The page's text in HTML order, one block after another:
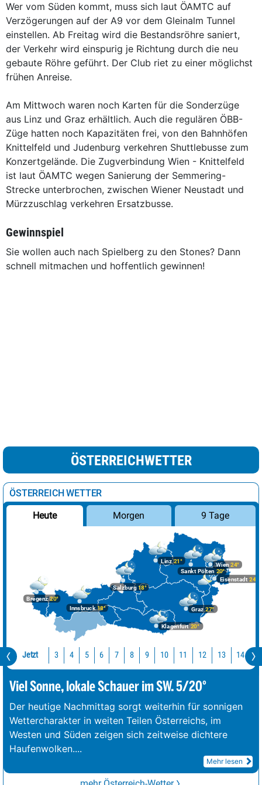
Wer vom Süden kommt, muss sich laut ÖAMTC auf
Verzögerungen auf der A9 vor dem Gleinalm Tunnel
einstellen. Ab Freitag wird die Bestandsröhre saniert,
der Verkehr wird einspurig je Richtung durch die neu
gebaute Röhre geführt. Der Club riet zu einer möglichst
frühen Anreise.
Am Mittwoch waren noch Karten für die Sonderzüge
aus Linz und Graz erhältlich. Auch die regulären ÖBB-
Züge hatten noch Kapazitäten frei, von den Bahnhöfen
Knittelfeld und Judenburg verkehren Shuttlebusse zum
Konzertgelände. Die Zugverbindung Wien - Knittelfeld
ist laut ÖAMTC wegen Sanierung der Semmering-
Strecke unterbrochen, zwischen Wiener Neustadt und
Mürzzuschlag verkehren Ersatzbusse.
Gewinnspiel
Sie wollen auch nach Spielberg zu den Stones? Dann
schnell mitmachen und hoffentlich gewinnen!
ÖSTERREICHWETTER
ÖSTERREICH WETTER
Heute Morgen 9 Tage
Bregenz20°
Graz27°
Innsbruck18°
Klagenfurt 20°
Linz21°
Salzburg18°
Wien 24°
Eisenstadt 24°
Sankt Pölten 20°
Jetzt 3 4 5 6 7 8 9 10 11 12 13 14
Viel Sonne, lokale Schauer im SW. 5/20°
Der heutige Nachmittag sorgt weiterhin für sonnigen
Wettercharakter in weiten Teilen Österreichs, im
Westen und Süden zeigen sich zeitweise dichtere
Haufenwolken....
Mehr lesen